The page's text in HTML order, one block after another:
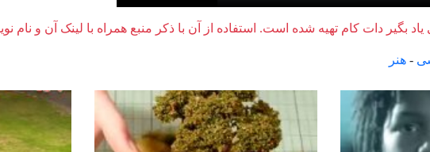
یاد بگیر دات کام تهیه شده است. استفاده از آن با ذکر منبع همراه با لینک آن و نام
- هنر